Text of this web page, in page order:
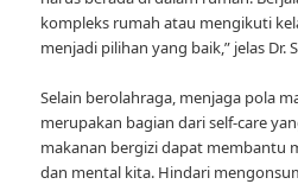
kompleks rumah atau mengikuti
menjadi pilihan yang baik,” jelas Dr.
Selain berolahraga, menjaga pola
merupakan bagian dari self-care
makanan bergizi dapat membantu
dan mental kita. Hindari